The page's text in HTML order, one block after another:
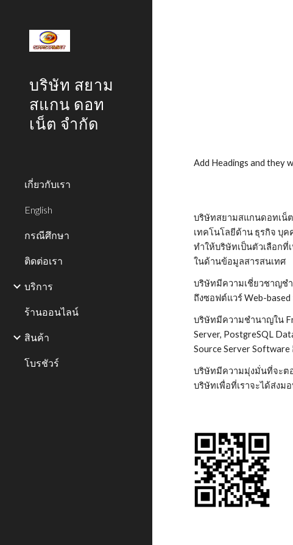
บริษัท สยาม
สแกน ดอท
เน็ต จำกัด
เกี่ยวกับเรา
English
กรณีศึกษา
ติดต่อเรา
บริการ
ร้านออนไลน์
สินค้า
โบรชัวร์
Add Headings and they
บริษัทสยามสแกนดอทเน็
เทคโนโลยีด้าน ธุรกิจ บุ
ทำให้บริษัทเป็นตัวเลือกที่
ในด้านข้อมูลสารสนเทศ
บริษัทมีความเชี่ยวชาญชำ
ถึงซอฟต์แวร์ Web-
บริษัทมีความชำนาญใน
Server, PostgreSQL
Source Server
บริษัทมีความมุ่งมั่นที่จะต
บริษัทเพื่อที่เราจะได้ส่ง